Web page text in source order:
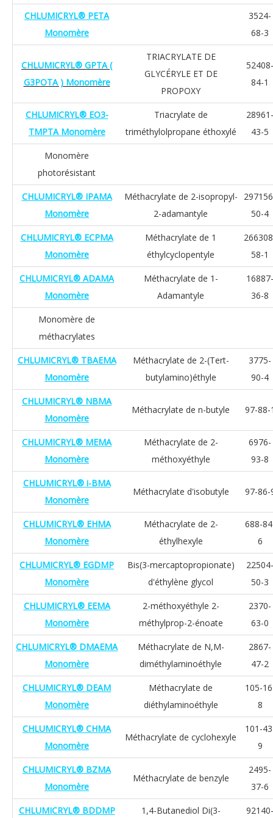
CHLUMICRYL® PETA
Monomère
3524-
68-3
CHLUMICRYL® GPTA (
G3POTA ) Monomère
TRIACRYLATE DE
GLYCÉRYLE ET DE
PROPOXY
52408-
84-1
CHLUMICRYL® EO3-
TMPTA Monomère
Triacrylate de
triméthylolpropane éthoxylé
28961-
43-5
Monomère
photorésistant
CHLUMICRYL® IPAMA
Monomère
Méthacrylate de 2-isopropyl-
2-adamantyle
50-4
CHLUMICRYL® ECPMA
Monomère
Méthacrylate de 1
éthylcyclopentyle
58-1
CHLUMICRYL® ADAMA
Monomère
Méthacrylate de 1-
Adamantyle
16887-
36-8
Monomère de
méthacrylates
CHLUMICRYL® TBAEMA
Monomère
Méthacrylate de 2-(Tert-
butylamino)éthyle
3775-
90-4
CHLUMICRYL® NBMA
Monomère
Méthacrylate de n-butyle 97-88-
CHLUMICRYL® MEMA
Monomère
Méthacrylate de 2-
méthoxyéthyle
6976-
93-8
CHLUMICRYL® i-BMA
Monomère
Méthacrylate d'isobutyle 97-86-
CHLUMICRYL® EHMA
Monomère
Méthacrylate de 2-
éthylhexyle
688-
6
CHLUMICRYL® EGDMP
Monomère
Bis(3-mercaptopropionate)
d'éthylène glycol
22504-
50-3
CHLUMICRYL® EEMA
Monomère
2-méthoxyéthyle 2-
méthylprop-2-énoate
2370-
63-0
CHLUMICRYL® DMAEMA
Monomère
Méthacrylate de N,M-
diméthylaminoéthyle
2867-
47-2
CHLUMICRYL® DEAM
Monomère
Méthacrylate de
diéthylaminoéthyle
105-
8
CHLUMICRYL® CHMA
Monomère
Méthacrylate de cyclohexyle
101-
9
CHLUMICRYL® BZMA
Monomère
Méthacrylate de benzyle
2495-
37-6
CHLUMICRYL® BDDMP 1,4-Butanediol Di(3- 92140-